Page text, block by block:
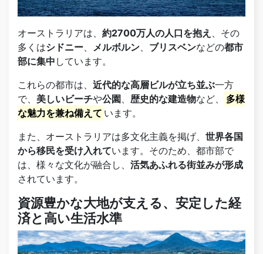
オーストラリアは、 約2700万人の人口を抱え 、その
多くはシドニー、 メルボルン、 ブリスベンなどの都市
部に集中 しています。
これらの都市は、 近代的な高層ビルが立ち並ぶ一方
で、 美しいビーチや公園 、 歴史的な建造物など、
多様
な魅力を兼ね備えて います。
また、オーストラリアは多文化主義を掲げ、 世界各国
から移民を受け入れています。そのため、都市部で
は、様々な文化が融合し、 活気あふれる街並みが形成
されています。
資源豊かな大地が支える、安定した経
済と高い生活水準